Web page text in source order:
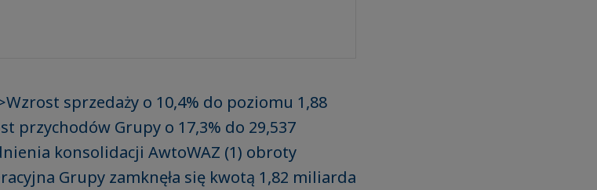
sprzedaży o 10,4% do poziomu 1,88
przychodów Grupy o 17,3% do 29,537
konsolidacji AwtoWAZ (1) obroty
Grupy zamknęła się kwotą 1,82 miliarda